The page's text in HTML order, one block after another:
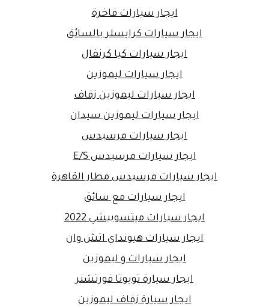
ايجار سيارات فاخرة
ايجار سيارات كرايسلر بالسائق
ايجار سيارات كيا كرنفال
ايجار سيارات ليموزين
ايجار سيارات ليموزين زفاف
ايجار سيارات ليموزين سيدان
ايجار سيارات مرسيدس
ايجار سيارات مرسيدس E/S
ايجار سيارات مرسيدس مطار القاهرة
ايجار سيارات مع سائق
ايجار سيارات ميتسوبيشي 2022
ايجار سيارات هيونداي اتش وان
ايجار سيارات و ليموزين
ايجار سيارة تويوتا فورتشنر
ايجار سيارة زفاف ليموزين